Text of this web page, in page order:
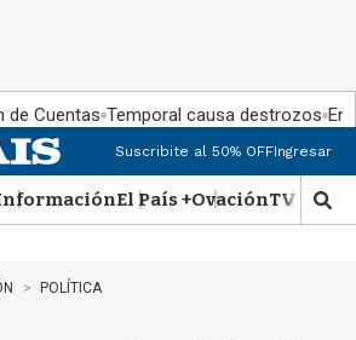
de Cuentas Temporal causa destrozos En
Suscribite al 50% OFFIngresar
El País +OvaciónTV Show
M
o
POLÍTICA